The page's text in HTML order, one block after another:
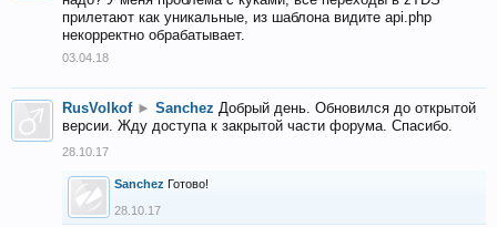
прилетают как уникальные, из шаблона видите api.php
некорректно обрабатывает.
03.04.18
RusVolkof ► Sanchez Добрый день. Обновился до открытой
версии. Жду доступа к закрытой части форума. Спасибо.
28.10.17
Sanchez Готово!
28.10.17